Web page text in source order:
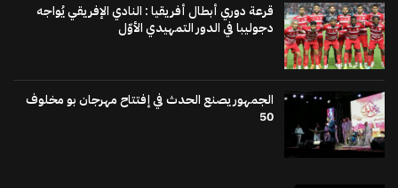
قرعة دوري أبطال أفريقيا : النادي الإفريقي يُواجه
دجوليبا في الدور التمهيدي الأوّل
الجمهور يصنع الحدث في إفتتاح مهرجان بو مخلوف
50